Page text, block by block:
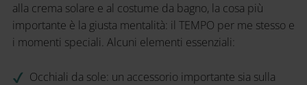
alla crema solare e al costume da bagno, la cosa più
importante è la giusta mentalità: il TEMPO per me stesso e
i momenti speciali. Alcuni elementi essenziali:
Occhiali da sole: un accessorio importante sia sulla